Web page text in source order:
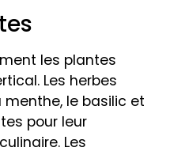
les plantes
Les herbes
le basilic et
pour leur
Les